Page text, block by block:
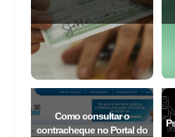
Como consultar o
contracheque no Portal do